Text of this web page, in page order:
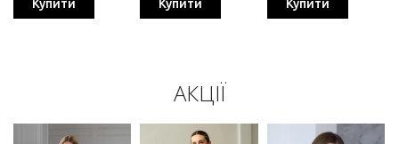
Купити Купити Купити
АКЦІЇ